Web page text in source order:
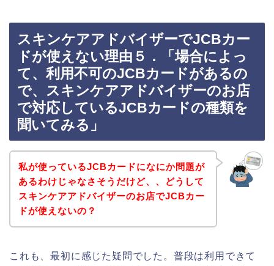
スキンケアアドバイザーでJCBカー
ドが使えない理由５．「場合によっ
て、利用不可のJCBカードがあるの
で、スキンケアアドバイザーのお店
で対応しているJCBカードの種類を
聞いてみる」
私が使っているJCBカードになにか問題が
あるわけじゃなさそうだけど、、どうして
スキンケアアドバイザーのお店でJCBカー
ドが使えないの？
これも、最初に感じた疑問でした。普段は利用できて